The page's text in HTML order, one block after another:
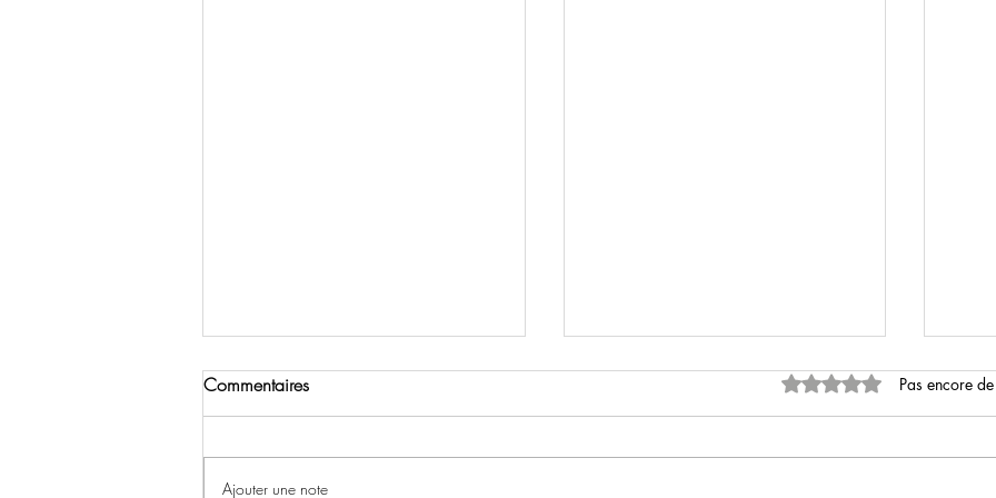
L’Odyssée
Commentaires Noté 0 étoile sur 5.
Pas encore
Ajouter une note